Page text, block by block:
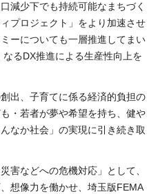
減少下でも持続可能なまちづく
プロジェクト」をより加速させ
ーについても一層推進してまい
るDX推進による生産性向上を
出、子育てに係る経済的負担の
・若者が夢や希望を持ち、健や
なか社会」の実現に引き続き取
害などへの危機対応」として、
想像力を働かせ、埼玉版FEMA